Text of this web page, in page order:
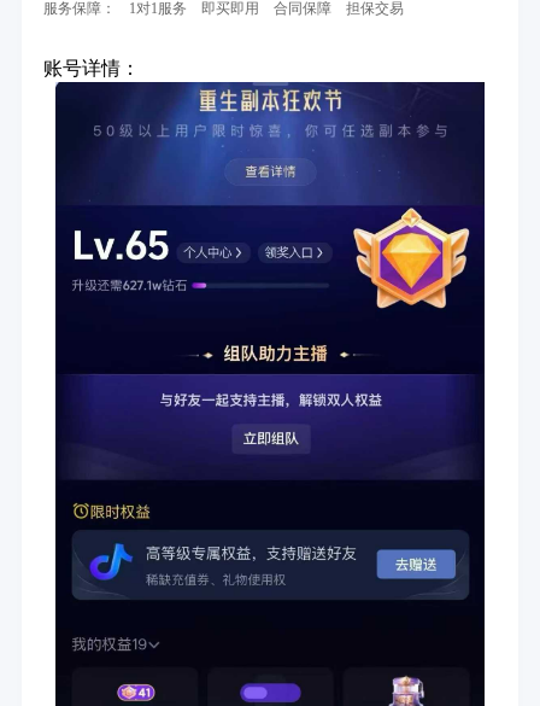
服务保障： 1对1服务 即买即用 合同保障 担保交易
账号详情：